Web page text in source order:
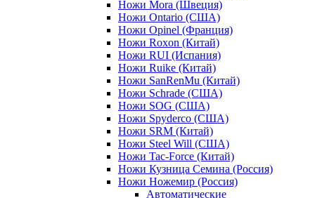
Ножи Mora (Швеция)
Ножи Ontario (США)
Ножи Opinel (Франция)
Ножи Roxon (Китай)
Ножи RUI (Испания)
Ножи Ruike (Китай)
Ножи SanRenMu (Китай)
Ножи Schrade (США)
Ножи SOG (США)
Ножи Spyderco (США)
Ножи SRM (Китай)
Ножи Steel Will (США)
Ножи Tac-Force (Китай)
Ножи Кузница Семина (Россия)
Ножи Ножемир (Россия)
Автоматические